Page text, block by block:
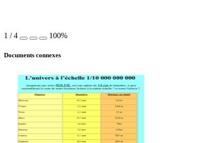
1 /4 100%
Documents connexes